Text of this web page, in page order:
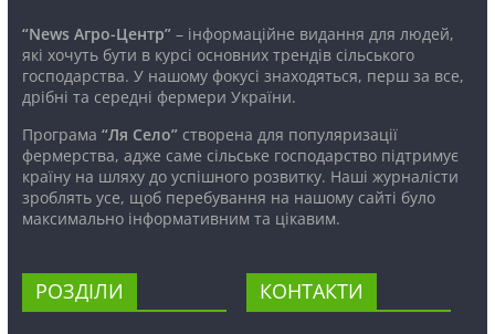
“News Агро-Центр”– інформаційне видання для людей,
які хочуть бути в курсі основних трендів сільського
господарства. У нашому фокусі знаходяться, перш за все,
дрібні та середні фермери України.
Програма “Ля Село”створена для популяризації
фермерства, адже саме сільське господарство підтримує
країну на шляху до успішного розвитку. Наші журналісти
зроблять усе, щоб перебування на нашому сайті було
максимально інформативним та цікавим.
РОЗДІЛИ КОНТАКТИ